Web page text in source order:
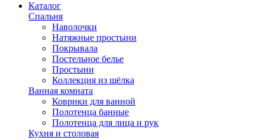
Каталог
Спальня
Наволочки
Натяжные простыни
Покрывала
Постельное белье
Простыни
Коллекция из шёлка
Ванная комната
Коврики для ванной
Полотенца банные
Полотенца для лица и рук
Кухня и столовая